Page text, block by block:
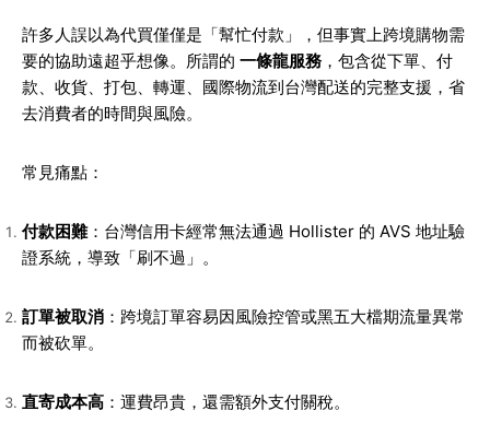
許多人誤以為代買僅僅是「幫忙付款」，但事實上跨境購物需
要的協助遠超乎想像。所謂的 一條龍服務 ，包含從下單、付
款、收貨、打包、轉運、國際物流到台灣配送的完整支援，省
去消費者的時間與風險。
常見痛點：
付款困難：台灣信用卡經常無法通過 Hollister 的 AVS 地址驗
證系統，導致「刷不過」。
訂單被取消 ：跨境訂單容易因風險控管或黑五大檔期流量異常
而被砍單。
直寄成本高 ：運費昂貴，還需額外支付關稅。